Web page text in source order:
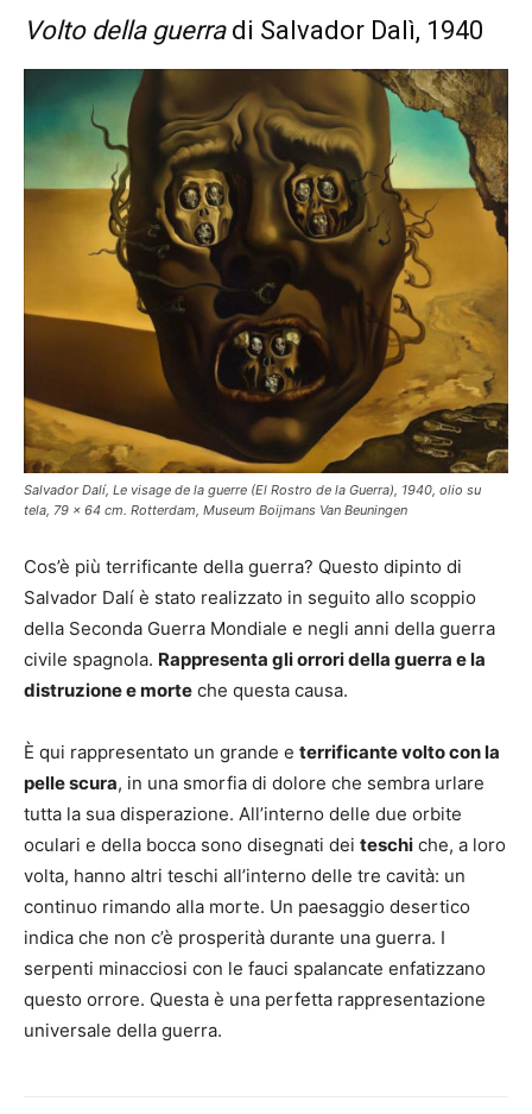
Volto della guerradi Salvador Dalì, 1940
Salvador Dalí, Le visage de la guerre (El Rostro de la Guerra), 1940, olio su
tela, 79 x 64 cm. Rotterdam, Museum Boijmans Van Beuningen
Cos’è più terrificante della guerra? Questo dipinto di
Salvador Dalí è stato realizzato in seguito allo scoppio
della Seconda Guerra Mondiale e negli anni della guerra
civile spagnola. Rappresenta gli orrori della guerra e la
distruzione e morte che questa causa.
È qui rappresentato un grande e terrificante volto con la
pelle scura, in una smorfia di dolore che sembra urlare
tutta la sua disperazione. All’interno delle due orbite
oculari e della bocca sono disegnati dei teschi che, a loro
volta, hanno altri teschi all’interno delle tre cavità: un
continuo rimando alla morte. Un paesaggio desertico
indica che non c’è prosperità durante una guerra. I
serpenti minacciosi con le fauci spalancate enfatizzano
questo orrore. Questa è una perfetta rappresentazione
universale della guerra.